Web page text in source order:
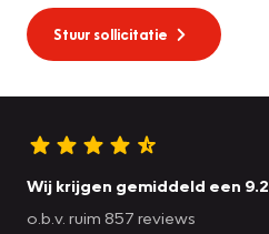
Stuur sollicitatie
Wij krijgen gemiddeld een 9.2
o.b.v. ruim 857 reviews